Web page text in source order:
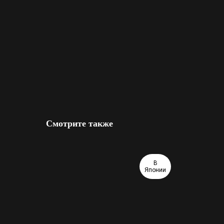
Смотрите также
В
Японии